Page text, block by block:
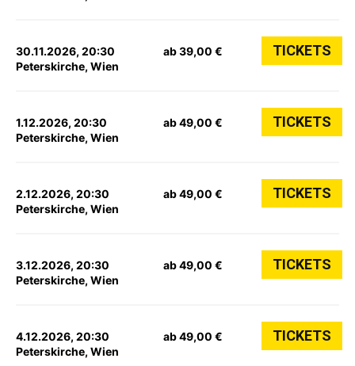
30.11.2026, 20:30
Peterskirche, Wien
ab 39,00 € TICKETS
1.12.2026, 20:30
Peterskirche, Wien
ab 49,00 € TICKETS
2.12.2026, 20:30
Peterskirche, Wien
ab 49,00 € TICKETS
3.12.2026, 20:30
Peterskirche, Wien
ab 49,00 € TICKETS
4.12.2026, 20:30
Peterskirche, Wien
ab 49,00 € TICKETS